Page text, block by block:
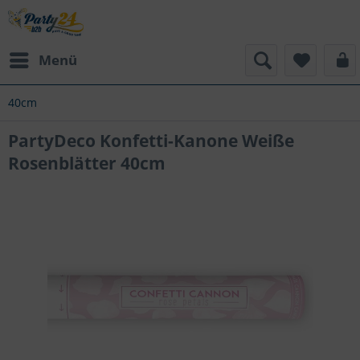
Menü
40cm
PartyDeco Konfetti-Kanone Weiße
Rosenblätter 40cm